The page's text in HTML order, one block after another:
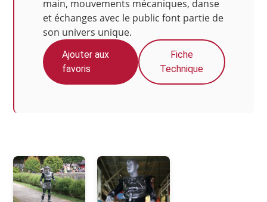
main, mouvements mécaniques, danse
et échanges avec le public font partie de
son univers unique.
Ajouter aux
favoris
Fiche
Technique